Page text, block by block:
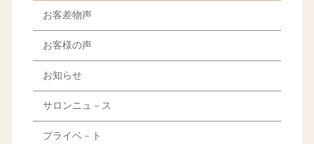
お客差物声
お客様の声
お知らせ
サロンニュ－ス
プライベ－ト